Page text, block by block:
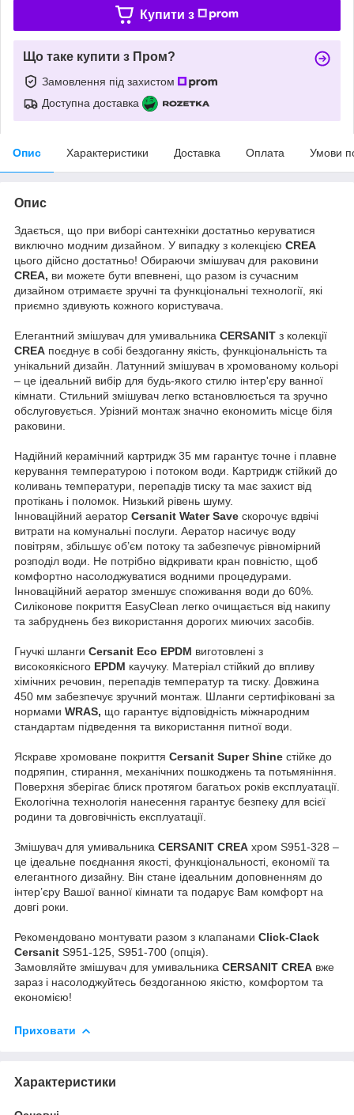
Купити з
Що таке купити з Пром?
Замовлення під захистом
Доступна доставка
Опис Характеристики Доставка Оплата Умови
Опис
Здається, що при виборі сантехніки достатньо керуватися
виключно модним дизайном. У випадку з колекцією CREA
цього дійсно достатньо! Обираючи змішувач для раковини
CREA, ви можете бути впевнені, що разом із сучасним
дизайном отримаєте зручні та функціональні технології, які
приємно здивують кожного користувача.
Елегантний змішувач для умивальника CERSANIT з колекції
CREA поєднує в собі бездоганну якість, функціональність та
унікальний дизайн. Латунний змішувач в хромованому кольорі
– це ідеальний вибір для будь-якого стилю інтер'єру ванної
кімнати. Стильний змішувач легко встановлюється та зручно
обслуговується. Урізний монтаж значно економить місце біля
раковини.
Надійний керамічний картридж 35 мм гарантує точне і плавне
керування температурою і потоком води. Картридж стійкий до
коливань температури, перепадів тиску та має захист від
протікань і поломок. Низький рівень шуму.
Інноваційний аератор Cersanit Water Save скорочує вдвічі
витрати на комунальні послуги. Аератор насичує воду
повітрям, збільшує об’єм потоку та забезпечує рівномірний
розподіл води. Не потрібно відкривати кран повністю, щоб
комфортно насолоджуватися водними процедурами.
Інноваційний аератор зменшує споживання води до 60%.
Силіконове покриття EasyClean легко очищається від накипу
та забруднень без використання дорогих миючих засобів.
Гнучкі шланги Cersanit Eco EPDM виготовлені з
високоякісного EPDM каучуку. Матеріал стійкий до впливу
хімічних речовин, перепадів температур та тиску. Довжина
450 мм забезпечує зручний монтаж. Шланги сертифіковані за
нормами WRAS, що гарантує відповідність міжнародним
стандартам підведення та використання питної води.
Яскраве хромоване покриття Cersanit Super Shine стійке до
подряпин, стирання, механічних пошкоджень та потьмяніння.
Поверхня зберігає блиск протягом багатьох років експлуатації.
Екологічна технологія нанесення гарантує безпеку для всієї
родини та довговічність експлуатації.
Змішувач для умивальника CERSANIT CREA хром S951-328 –
це ідеальне поєднання якості, функціональності, економії та
елегантного дизайну. Він стане ідеальним доповненням до
інтер’єру Вашої ванної кімнати та подарує Вам комфорт на
довгі роки.
Рекомендовано монтувати разом з клапанами Click-Clack
Cersanit S951-125, S951-700 (опція).
Замовляйте змішувач для умивальника CERSANIT CREA вже
зараз і насолоджуйтесь бездоганною якістю, комфортом та
економією!
Приховати
Характеристики